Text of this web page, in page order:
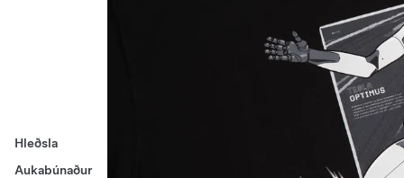
Hleðsla
Aukabúnaður